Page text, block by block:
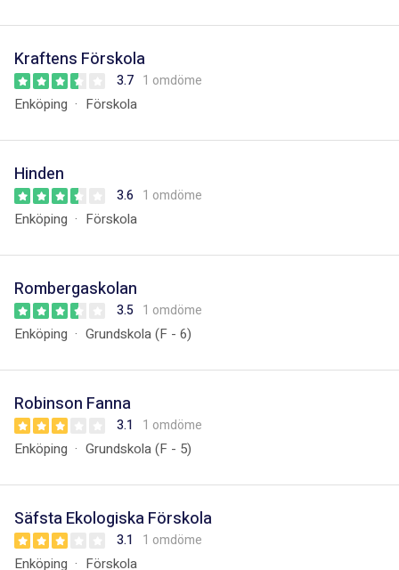
Kraftens Förskola
3.7 1 omdöme
Enköping Förskola
Hinden
3.6 1 omdöme
Enköping Förskola
Rombergaskolan
3.5 1 omdöme
Enköping Grundskola (F - 6)
Robinson Fanna
3.1 1 omdöme
Enköping Grundskola (F - 5)
Säfsta Ekologiska Förskola
3.1 1 omdöme
Enköping Förskola